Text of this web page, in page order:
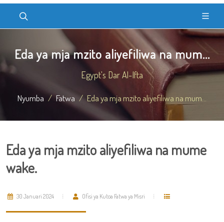
Eda ya mja mzito aliyefiliwa na mum...
Egypt's Dar Al-Ifta
Nyumba Fatwa Eda ya mja mzito aliyefiliwa na mum...
Eda ya mja mzito aliyefiliwa na mume
wake.
30 Januari 2024 Ofisi ya Kutoa Fatwa ya Misri